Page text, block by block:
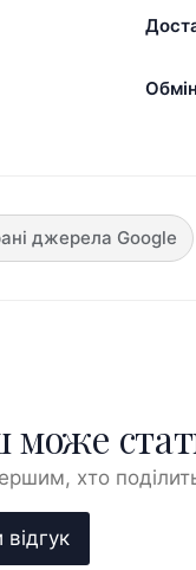
джерела Google
може
хто